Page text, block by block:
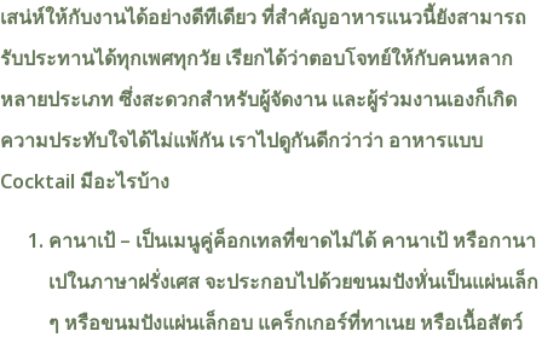
เสน่ห์ให้กับงานได้อย่างดีทีเดียว ที่สำคัญอาหารแนวนี้ยังสามารถ
รับประทานได้ทุกเพศทุกวัย เรียกได้ว่าตอบโจทย์ให้กับคนหลาก
หลายประเภท ซึ่งสะดวกสำหรับผู้จัดงาน และผู้ร่วมงานเองก็เกิด
ความประทับใจได้ไม่แพ้กัน เราไปดูกันดีกว่าว่า อาหารแบบ
Cocktail มีอะไรบ้าง
คานาเป้ – เป็นเมนูคู่ค็อกเทลที่ขาดไม่ได้ คานาเป้ หรือกานา
เปในภาษาฝรั่งเศส จะประกอบไปด้วยขนมปังหั่นเป็นแผ่นเล็ก
ๆ หรือขนมปังแผ่นเล็กอบ แคร็กเกอร์ที่ทาเนย หรือเนื้อสัตว์